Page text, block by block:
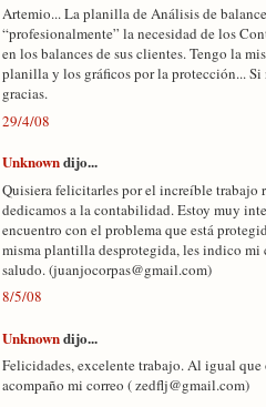
Artemio... La planilla de Análisis de
“profesionalmente” la necesidad de los
en los balances de sus clientes. Tengo la
planilla y los gráficos por la protección...
gracias.
29/4/08
Unknowndijo...
Quisiera felicitarles por el increíble trabajo
dedicamos a la contabilidad. Estoy muy
encuentro con el problema que está
misma plantilla desprotegida, les indico mi
saludo. (juanjocorpas@gmail.com)
8/5/08
Unknowndijo...
Felicidades, excelente trabajo. Al igual
acompaño mi correo ( zedflj@gmail.com)